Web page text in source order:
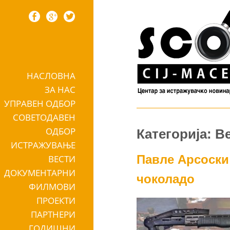
Skip to contentНАСЛОВНА
ЗА НАС
УПРАВЕН ОДБОР
СОВЕТОДАВЕН
ОДБОР
ИСТРАЖУВАЊЕ
ВЕСТИ
ДОКУМЕНТАРНИ
ФИЛМОВИ
ПРОЕКТИ
ПАРТНЕРИ
Категорија:
Павле
чоколадо